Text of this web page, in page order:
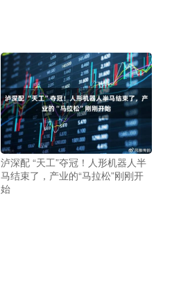
泸深配 “天工”夺冠！人形机器人半
马结束了，产业的“马拉松”刚刚开
始